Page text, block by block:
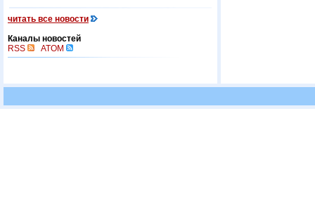
читать все новости
Каналы новостей
RSS
ATOM